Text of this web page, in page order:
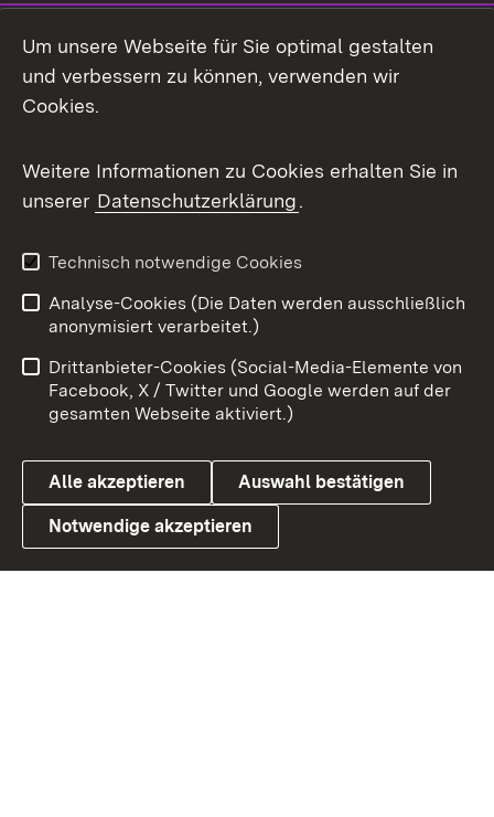
Facebook
X / Twitter
Youtube
Link zum Landesportal
Impressum
Kontakt
Barrierefreiheit
Datenschutz
Cookies
Um unsere Webseite für Sie optimal gestalten
und verbessern zu können, verwenden wir
Cookies.
Weitere Informationen zu Cookies erhalten Sie in
unserer Datenschutzerklärung.
Technisch notwendige Cookies
Analyse-Cookies (Die Daten werden ausschließlich
anonymisiert verarbeitet.)
Drittanbieter-Cookies (Social-Media-Elemente von
Facebook, X / Twitter und Google werden auf der
gesamten Webseite aktiviert.)
Alle akzeptieren Auswahl bestätigen
Notwendige akzeptieren